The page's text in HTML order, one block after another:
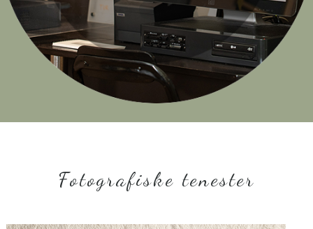
Fotografiske tenester